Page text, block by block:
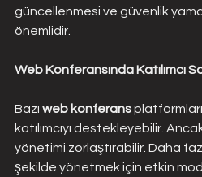
güncellenmesi ve güvenlik
önemlidir.
Web Konferansında Katılımcı
Bazı web konferans
katılımcıyı destekleyebilir.
yönetimi zorlaştırabilir. Daha
şekilde yönetmek için etkin